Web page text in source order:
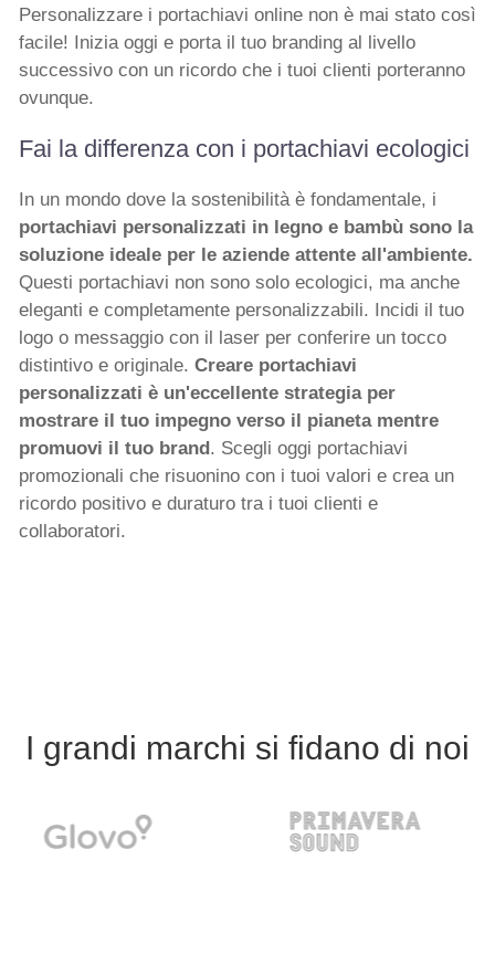
Personalizzare i portachiavi online non è mai stato così
facile! Inizia oggi e porta il tuo branding al livello
successivo con un ricordo che i tuoi clienti porteranno
ovunque.
Fai la differenza con i portachiavi ecologici
In un mondo dove la sostenibilità è fondamentale, i
portachiavi personalizzati in legno e bambù sono la
soluzione ideale per le aziende attente all'ambiente.
Questi portachiavi non sono solo ecologici, ma anche
eleganti e completamente personalizzabili. Incidi il tuo
logo o messaggio con il laser per conferire un tocco
distintivo e originale. Creare portachiavi
personalizzati è un'eccellente strategia per
mostrare il tuo impegno verso il pianeta mentre
promuovi il tuo brand. Scegli oggi portachiavi
promozionali che risuonino con i tuoi valori e crea un
ricordo positivo e duraturo tra i tuoi clienti e
collaboratori.
I grandi marchi si fidano di noi